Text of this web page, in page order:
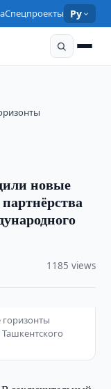
Спецпроекты Ру
новые
1185 views